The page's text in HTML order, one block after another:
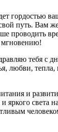
гордостью
путь. Вам
проводить
мгновению!
тебя с
любви,
и
яркого света